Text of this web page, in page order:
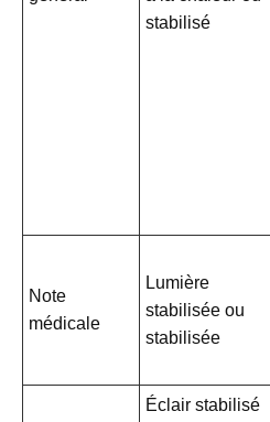
stabilisé
Note
médicale
Lumière
stabilisée ou
stabilisée
Éclair stabilisé